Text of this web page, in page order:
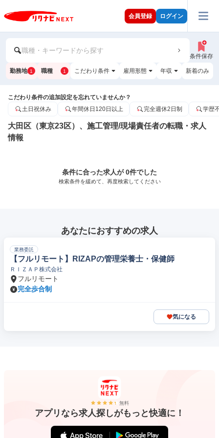
会員登録 ログイン
職種・キーワードから探す
条件保存
勤務地 1 職種 1 こだわり条件 雇用形態 年収 新着のみ
こだわり条件の追加設定を忘れていませんか？
土日祝休み
年間休日120日以上 完全週休2日制 学歴
大田区（東京23区）、施工管理/現場責任者の転職・求人
情報
条件に合った求人が 0件でした
検索条件を緩めて、再度検索してください
あなたにおすすめの求人
業務委託
【フルリモート】RIZAPの管理栄養士・保健師
ＲＩＺＡＰ株式会社
フルリモート
完全歩合制
気になる
無料
アプリなら求人探しがもっと快適に！